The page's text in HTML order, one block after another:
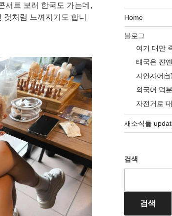
서트 보러 한국도 가는데,
처럼 느껴지기도 합니
Home
블로그
여기 대만
태국은 쟌
자언자어
외국어 덕
자전거로
새소식들
검색
검색